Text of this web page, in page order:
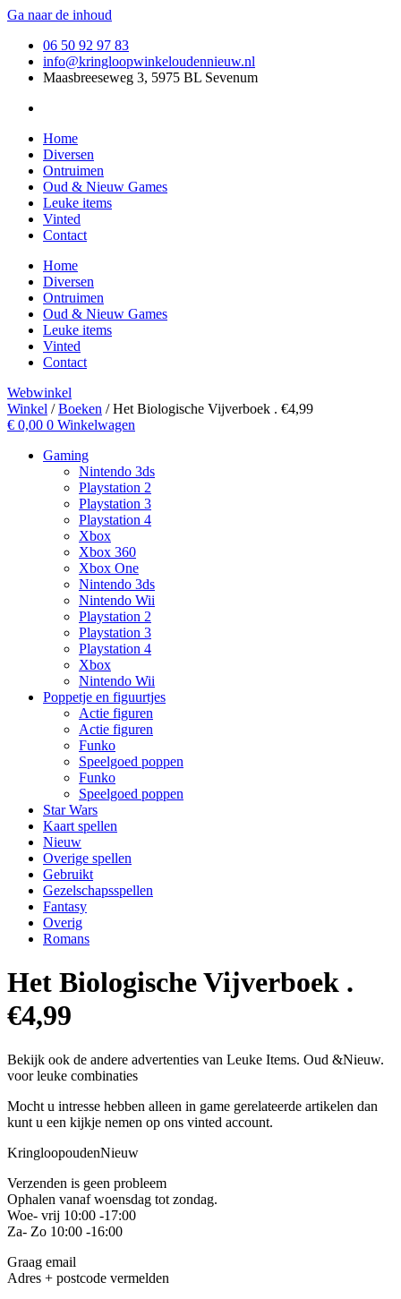
Ga naar de inhoud
06 50 92 97 83
info@kringloopwinkeloudennieuw.nl
Maasbreeseweg 3, 5975 BL Sevenum
Home
Diversen
Ontruimen
Oud & Nieuw Games
Leuke items
Vinted
Contact
Home
Diversen
Ontruimen
Oud & Nieuw Games
Leuke items
Vinted
Contact
Webwinkel
Winkel /Boeken / Het Biologische Vijverboek . €4,99
€ 0,00 0 Winkelwagen
Gaming
Nintendo 3ds
Playstation 2
Playstation 3
Playstation 4
Xbox
Xbox 360
Xbox One
Nintendo 3ds
Nintendo Wii
Playstation 2
Playstation 3
Playstation 4
Xbox
Nintendo Wii
Poppetje en figuurtjes
Actie figuren
Actie figuren
Funko
Speelgoed poppen
Funko
Speelgoed poppen
Star Wars
Kaart spellen
Nieuw
Overige spellen
Gebruikt
Gezelschapsspellen
Fantasy
Overig
Romans
Het Biologische Vijverboek .
€4,99
Bekijk ook de andere advertenties van Leuke Items. Oud &Nieuw.
voor leuke combinaties
Mocht u intresse hebben alleen in game gerelateerde artikelen dan
kunt u een kijkje nemen op ons vinted account.
KringloopoudenNieuw
Verzenden is geen probleem
Ophalen vanaf woensdag tot zondag.
Woe- vrij 10:00 -17:00
Za- Zo 10:00 -16:00
Graag email
Adres + postcode vermelden